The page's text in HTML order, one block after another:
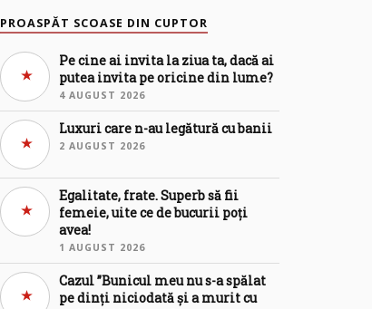
PROASPĂT SCOASE DIN CUPTOR
Pe cine ai invita la ziua ta, dacă ai
putea invita pe oricine din lume?
4 AUGUST 2026
Luxuri care n-au legătură cu banii
2 AUGUST 2026
Egalitate, frate. Superb să fii
femeie, uite ce de bucurii poți
avea!
1 AUGUST 2026
Cazul ”Bunicul meu nu s-a spălat
pe dinți niciodată și a murit cu